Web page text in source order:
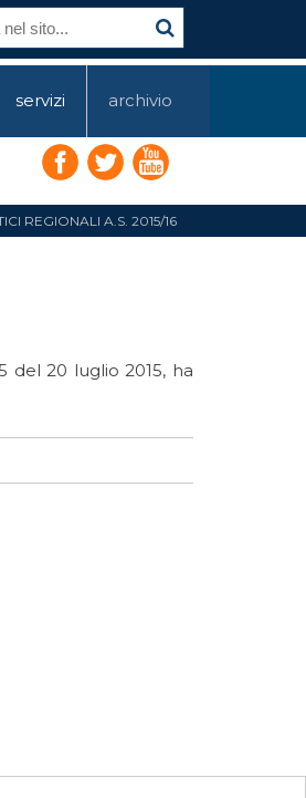
servizi archivio
REGIONALI A.S. 2015/16
del 20 luglio 2015, ha